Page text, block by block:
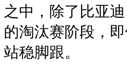
之中，除了比亚
的淘汰赛阶段，
站稳脚跟。